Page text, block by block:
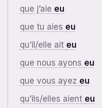
que j’aie eu
que tu aies eu
qu’il/elle ait eu
que nous ayons eu
que vous ayez eu
qu’ils/elles aient eu